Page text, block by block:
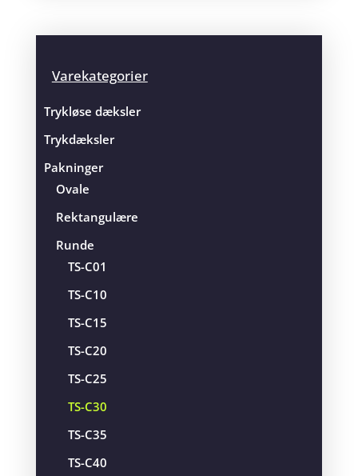
Varekategorier
Trykløse dæksler
Trykdæksler
Pakninger
Ovale
Rektangulære
Runde
TS-C01
TS-C10
TS-C15
TS-C20
TS-C25
TS-C30
TS-C35
TS-C40